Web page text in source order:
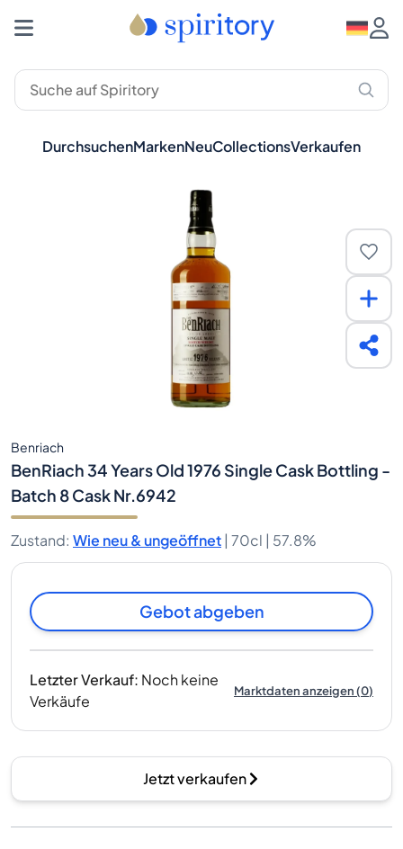
DurchsuchenMarkenNeuCollectionsVerkaufen
Benriach
BenRiach 34 Years Old 1976 Single Cask Bottling -
Batch 8 Cask Nr.6942
Zustand: Wie neu & ungeöffnet | 70cl | 57.8%
Gebot abgeben
Letzter Verkauf: Noch keine
Verkäufe
Marktdaten anzeigen(0)
Jetzt verkaufen